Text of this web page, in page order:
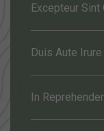
Excepteur Sint
Duis Aute
In